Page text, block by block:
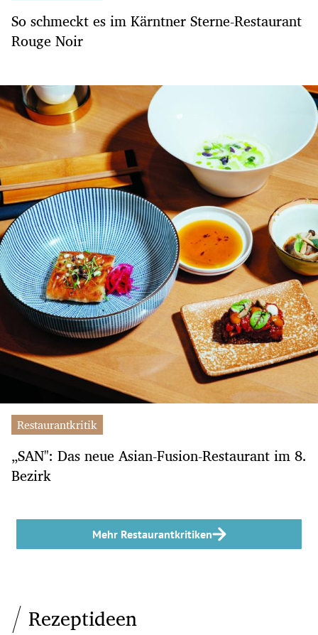
So schmeckt es im Kärntner Sterne-Restaurant
Rouge Noir
Restaurantkritik
„SAN": Das neue Asian-Fusion-Restaurant im 8.
Bezirk
Mehr Restaurantkritiken
Rezeptideen